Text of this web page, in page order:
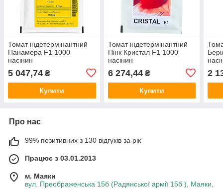
Томат індетермінантний
Панамера F1 1000
насінин
5 047,74 ₴
Купити
Томат індетермінантний
Пінк Кристал F1 1000
насінин
6 274,44₴
Купити
2
Про нас
99% позитивних з 130 відгуків за рік
Працює з 03.01.2013
м. Маяки
вул. Преображенська 15б (Радянської армії 15б ), Маяки,